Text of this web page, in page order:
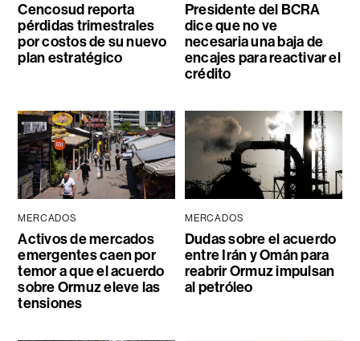
Cencosud reporta
pérdidas trimestrales
por costos de su nuevo
plan estratégico
Presidente del BCRA
dice que no ve
necesaria una baja de
encajes para reactivar el
crédito
MERCADOS
Activos de mercados
emergentes caen por
temor a que el acuerdo
sobre Ormuz eleve las
tensiones
MERCADOS
Dudas sobre el acuerdo
entre Irán y Omán para
reabrir Ormuz impulsan
al petróleo